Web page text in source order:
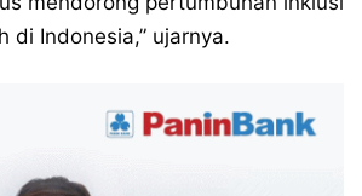
di Indonesia,” ujarnya.